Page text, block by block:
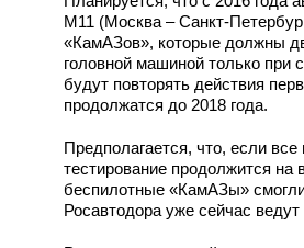
М11 (Москва – Санкт-
«КамАЗов», которые должны
головной машиной только при
будут повторять действия
продолжатся до 2018 года.
Предполагается, что, если
тестирование продолжится на
беспилотные «КамАЗы»
Росавтодора уже сейчас